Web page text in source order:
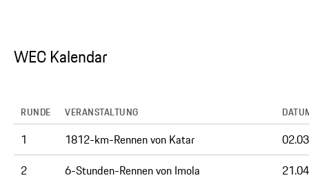
WEC Kalendar
RUNDE VERANSTALTUNG
1 1812-km-Rennen von Katar
2
6-Stunden-Rennen von Imola